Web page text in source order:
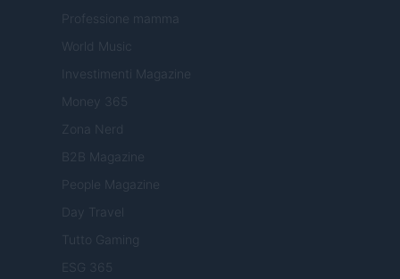
Professione mamma
World Music
Investimenti Magazine
Money 365
Zona Nerd
B2B Magazine
People Magazine
Day Travel
Tutto Gaming
ESG 365